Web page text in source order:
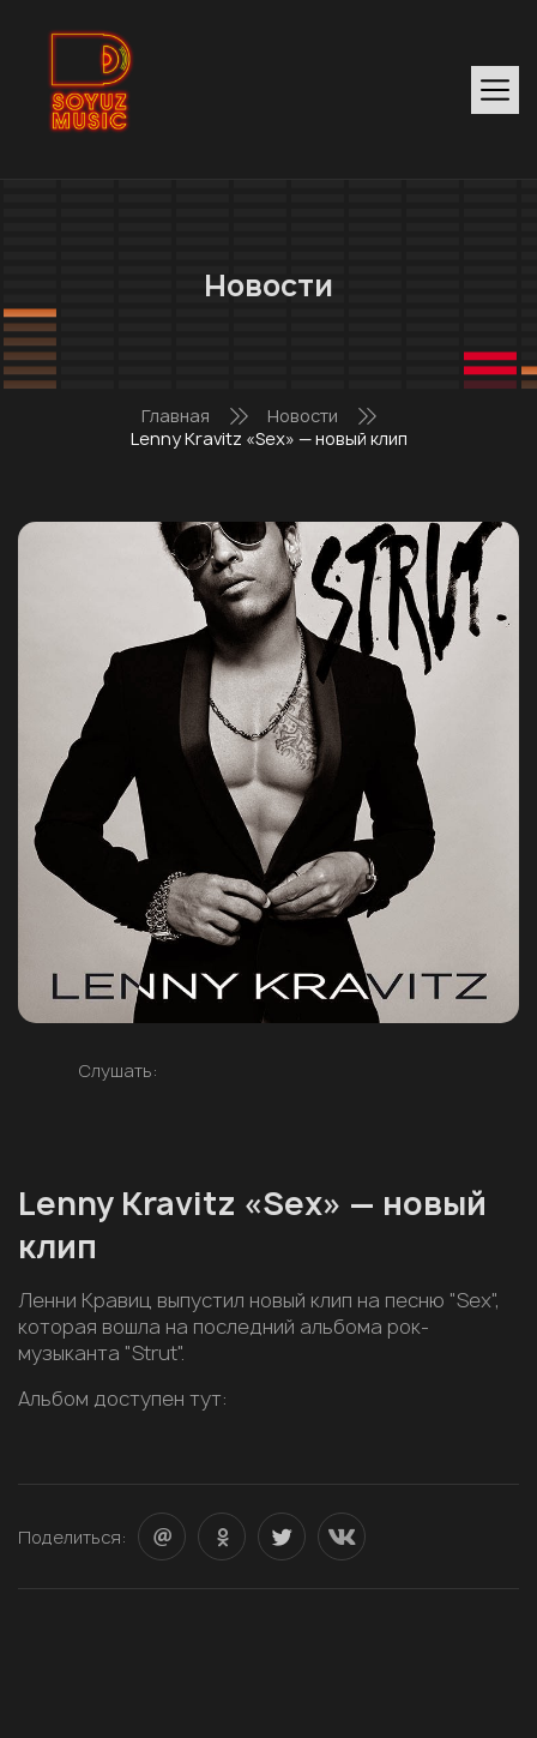
Новости
Главная
Новости
Lenny Kravitz «Sex» — новый клип
Слушать:
Lenny Kravitz «Sex» — новый
клип
Ленни Кравиц выпустил новый клип на песню "Sex",
которая вошла на последний альбома рок-
музыканта "Strut".
Альбом доступен тут:
Поделиться: